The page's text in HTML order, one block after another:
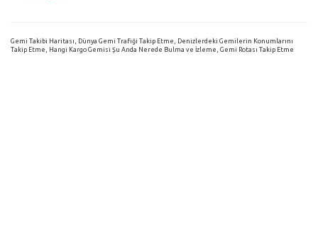
Gemi Takibi Haritası, Dünya Gemi Trafiği Takip Etme, Denizlerdeki Gemilerin Konumlarını
Takip Etme, Hangi Kargo Gemisi Şu Anda Nerede Bulma ve İzleme, Gemi Rotası Takip Etme